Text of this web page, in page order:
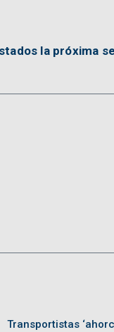
la próxima
Transportistas